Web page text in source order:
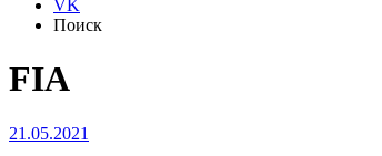
VK
Поиск
FIA
21.05.2021